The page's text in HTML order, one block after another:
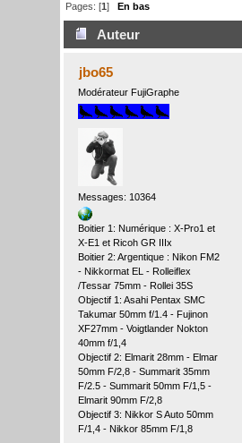
Pages: [1] En bas
Auteur
jbo65
Modérateur FujiGraphe
Messages: 10364
Boitier 1: Numérique : X-Pro1 et
X-E1 et Ricoh GR IIIx
Boitier 2: Argentique : Nikon FM2
- Nikkormat EL - Rolleiflex
/Tessar 75mm - Rollei 35S
Objectif 1: Asahi Pentax SMC
Takumar 50mm f/1.4 - Fujinon
XF27mm - Voigtlander Nokton
40mm f/1,4
Objectif 2: Elmarit 28mm - Elmar
50mm F/2,8 - Summarit 35mm
F/2.5 - Summarit 50mm F/1,5 -
Elmarit 90mm F/2,8
Objectif 3: Nikkor S Auto 50mm
F/1,4 - Nikkor 85mm F/1,8